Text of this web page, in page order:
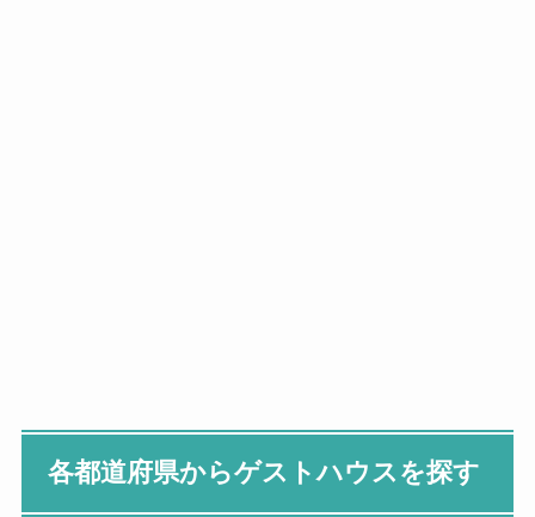
各都道府県からゲストハウスを探す